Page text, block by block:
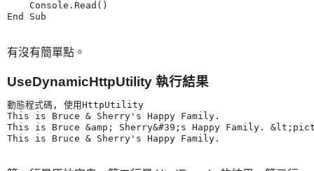
    Console.Read()
有沒有簡單點。
UseDynamicHttpUtility 執行結果
動態程式碼, 使用HttpUtility
This is Bruce & Sherry's Happy Family.
This is Bruce &amp; Sherry&#39;s Happy Family.
This is Bruce & Sherry's Happy Family.